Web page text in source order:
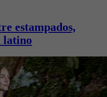
estampados,
latino